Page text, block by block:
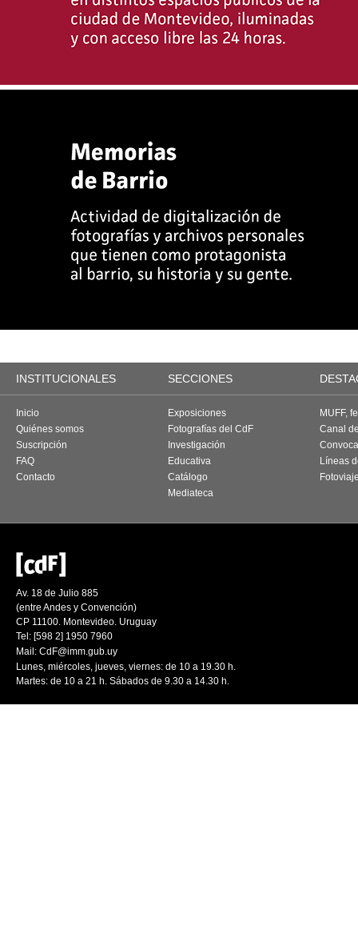
INSTITUCIONALES SECCIONES
Inicio
Quiénes somos
Suscripción
FAQ
Contacto
Exposiciones
Fotografías del CdF
Investigación
Educativa
Catálogo
Mediateca
MUFF,
Canal
Líneas
Av. 18 de Julio 885
(entre Andes y Convención)
CP 11100. Montevideo. Uruguay
Tel: [598 2] 1950 7960
Mail: CdF@imm.gub.uy
Lunes, miércoles, jueves, viernes: de 10 a 19.30 h.
Martes: de 10 a 21 h. Sábados de 9.30 a 14.30 h.